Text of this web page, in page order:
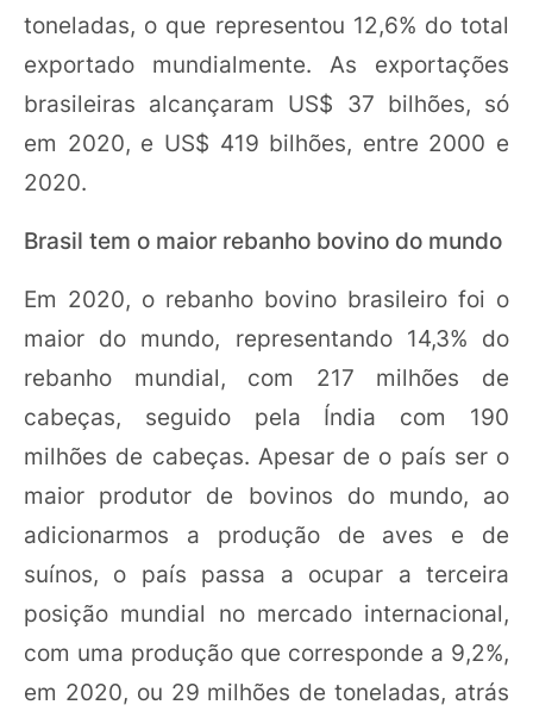
toneladas, o que representou 12,6% do total
exportado mundialmente. As exportações
brasileiras alcançaram US$ 37 bilhões, só
em 2020, e US$ 419 bilhões, entre 2000 e
2020.
Brasil tem o maior rebanho bovino do mundo
Em 2020, o rebanho bovino brasileiro foi o
maior do mundo, representando 14,3% do
rebanho mundial, com 217 milhões de
cabeças, seguido pela Índia com 190
milhões de cabeças. Apesar de o país ser o
maior produtor de bovinos do mundo, ao
adicionarmos a produção de aves e de
suínos, o país passa a ocupar a terceira
posição mundial no mercado internacional,
com uma produção que corresponde a 9,2%,
em 2020, ou 29 milhões de toneladas, atrás